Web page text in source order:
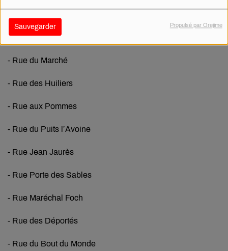
Sauvegarder Propulsé par Orejime
- Rue des Ecoles
- Rue du Marché
- Rue des Huiliers
- Rue aux Pommes
- Rue du Puits l’Avoine
- Rue Jean Jaurès
- Rue Porte des Sables
- Rue Maréchal Foch
- Rue des Déportés
- Rue du Bout du Monde